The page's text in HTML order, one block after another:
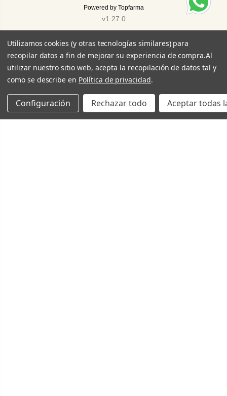
Powered by Topfarma
v1.27.0
Utilizamos cookies (y otras tecnologías similares) para
recopilar datos a fin de mejorar su experiencia de compra.Al
utilizar nuestro sitio web, acepta la recopilación de datos tal y
como se describe en Política de privacidad.
Configuración Rechazar todo Aceptar todas